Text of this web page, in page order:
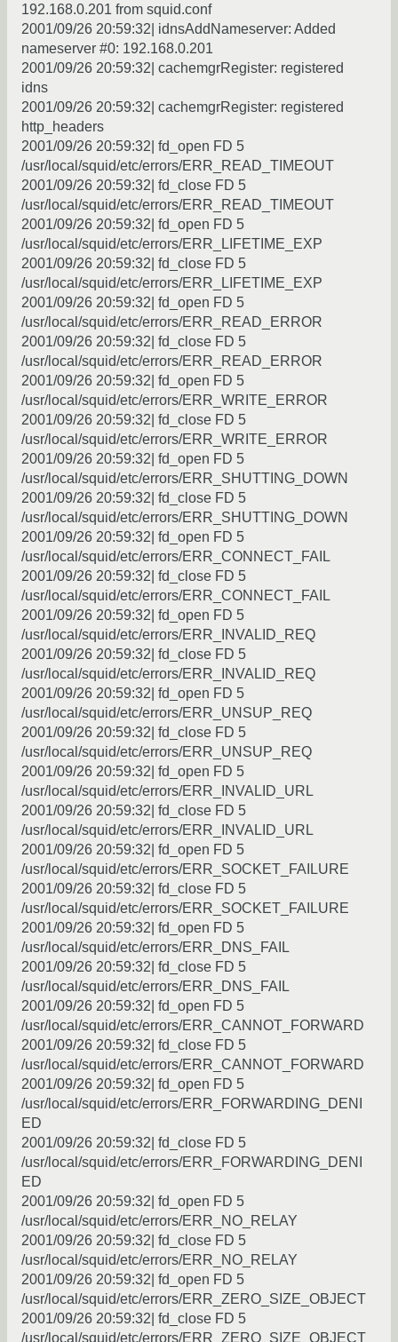
192.168.0.201 from squid.conf
2001/09/26 20:59:32| idnsAddNameserver: Added
nameserver #0: 192.168.0.201
2001/09/26 20:59:32| cachemgrRegister: registered
idns
2001/09/26 20:59:32| cachemgrRegister: registered
http_headers
2001/09/26 20:59:32| fd_open FD 5
/usr/local/squid/etc/errors/ERR_READ_TIMEOUT
2001/09/26 20:59:32| fd_close FD 5
/usr/local/squid/etc/errors/ERR_READ_TIMEOUT
2001/09/26 20:59:32| fd_open FD 5
/usr/local/squid/etc/errors/ERR_LIFETIME_EXP
2001/09/26 20:59:32| fd_close FD 5
/usr/local/squid/etc/errors/ERR_LIFETIME_EXP
2001/09/26 20:59:32| fd_open FD 5
/usr/local/squid/etc/errors/ERR_READ_ERROR
2001/09/26 20:59:32| fd_close FD 5
/usr/local/squid/etc/errors/ERR_READ_ERROR
2001/09/26 20:59:32| fd_open FD 5
/usr/local/squid/etc/errors/ERR_WRITE_ERROR
2001/09/26 20:59:32| fd_close FD 5
/usr/local/squid/etc/errors/ERR_WRITE_ERROR
2001/09/26 20:59:32| fd_open FD 5
/usr/local/squid/etc/errors/ERR_SHUTTING_DOWN
2001/09/26 20:59:32| fd_close FD 5
/usr/local/squid/etc/errors/ERR_SHUTTING_DOWN
2001/09/26 20:59:32| fd_open FD 5
/usr/local/squid/etc/errors/ERR_CONNECT_FAIL
2001/09/26 20:59:32| fd_close FD 5
/usr/local/squid/etc/errors/ERR_CONNECT_FAIL
2001/09/26 20:59:32| fd_open FD 5
/usr/local/squid/etc/errors/ERR_INVALID_REQ
2001/09/26 20:59:32| fd_close FD 5
/usr/local/squid/etc/errors/ERR_INVALID_REQ
2001/09/26 20:59:32| fd_open FD 5
/usr/local/squid/etc/errors/ERR_UNSUP_REQ
2001/09/26 20:59:32| fd_close FD 5
/usr/local/squid/etc/errors/ERR_UNSUP_REQ
2001/09/26 20:59:32| fd_open FD 5
/usr/local/squid/etc/errors/ERR_INVALID_URL
2001/09/26 20:59:32| fd_close FD 5
/usr/local/squid/etc/errors/ERR_INVALID_URL
2001/09/26 20:59:32| fd_open FD 5
/usr/local/squid/etc/errors/ERR_SOCKET_FAILURE
2001/09/26 20:59:32| fd_close FD 5
/usr/local/squid/etc/errors/ERR_SOCKET_FAILURE
2001/09/26 20:59:32| fd_open FD 5
/usr/local/squid/etc/errors/ERR_DNS_FAIL
2001/09/26 20:59:32| fd_close FD 5
/usr/local/squid/etc/errors/ERR_DNS_FAIL
2001/09/26 20:59:32| fd_open FD 5
/usr/local/squid/etc/errors/ERR_CANNOT_FORWARD
2001/09/26 20:59:32| fd_close FD 5
/usr/local/squid/etc/errors/ERR_CANNOT_FORWARD
2001/09/26 20:59:32| fd_open FD 5
/usr/local/squid/etc/errors/ERR_FORWARDING_DENI
ED
2001/09/26 20:59:32| fd_close FD 5
/usr/local/squid/etc/errors/ERR_FORWARDING_DENI
ED
2001/09/26 20:59:32| fd_open FD 5
/usr/local/squid/etc/errors/ERR_NO_RELAY
2001/09/26 20:59:32| fd_close FD 5
/usr/local/squid/etc/errors/ERR_NO_RELAY
2001/09/26 20:59:32| fd_open FD 5
/usr/local/squid/etc/errors/ERR_ZERO_SIZE_OBJECT
2001/09/26 20:59:32| fd_close FD 5
/usr/local/squid/etc/errors/ERR_ZERO_SIZE_OBJECT